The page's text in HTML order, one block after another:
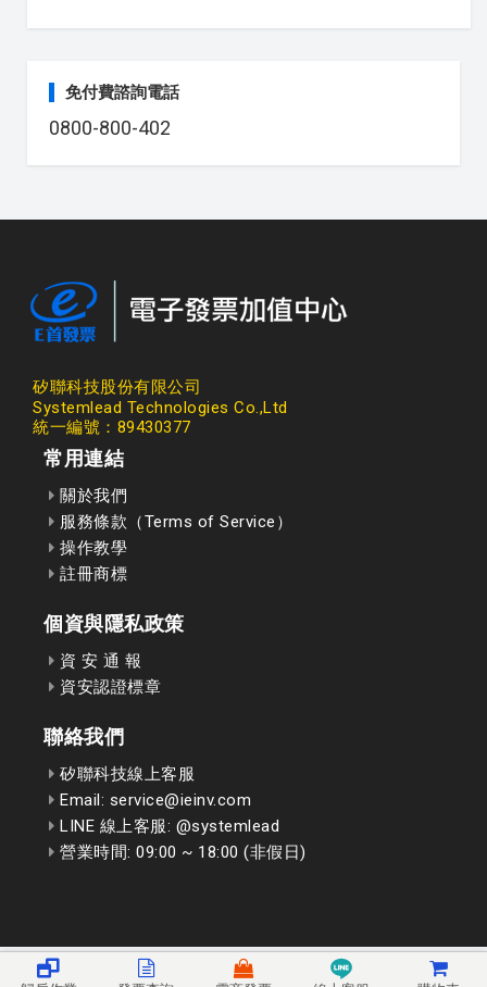
免付費諮詢電話
0800-800-402
矽聯科技股份有限公司
Systemlead Technologies Co.,Ltd
統一編號：89430377
常用連結
關於我們
服務條款（Terms of Service）
操作教學
註冊商標
個資與隱私政策
資 安 通 報
資安認證標章
聯絡我們
矽聯科技線上客服
Email: service@ieinv.com
LINE 線上客服: @systemlead
營業時間: 09:00 ~ 18:00 (非假日)